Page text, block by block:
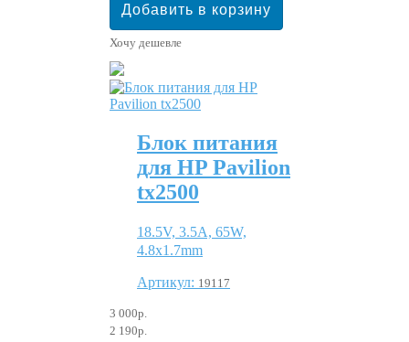
Хочу дешевле
Блок питания
для HP Pavilion
tx2500
18.5V, 3.5A, 65W,
4.8x1.7mm
Артикул: 19117
3 000р.
2 190р.